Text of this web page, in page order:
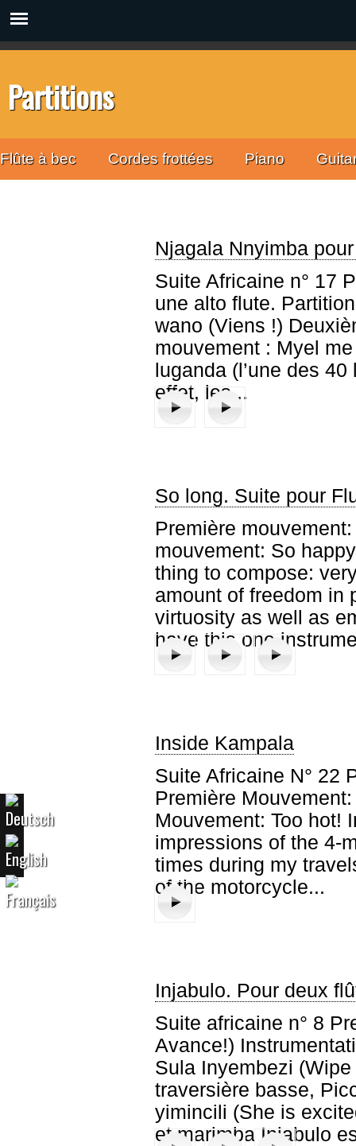
Partitions
Flûte à bec Cordes frottées Piano
Njagala Nnyimba
Suite Africaine n° 17
une alto flute.
wano (Viens !)
mouvement : Myel
luganda (l’une des
effet, les...
Deuxième mouvement : Ekibuzo (La
Troisième mouvement : Myzel
So long. Suite pour
Première
mouvement: So
thing to compose:
amount of freedom in
virtuosity as well as
have this one
Première mouvement: So kind. (Flûte:
Deuxième mouvement: So sad.
Troisième
Inside Kampala
Suite Africaine N° 22
Première
Mouvement: Too hot!
impressions of the 4-
times during my
of the motorcycle...
Deuxième Mouvement: Karungi -
Injabulo. Pour deux
Suite africaine n° 8
Avance!)
Sula Inyembezi
traversière basse,
yimincili (She is
et marimba Injabulo